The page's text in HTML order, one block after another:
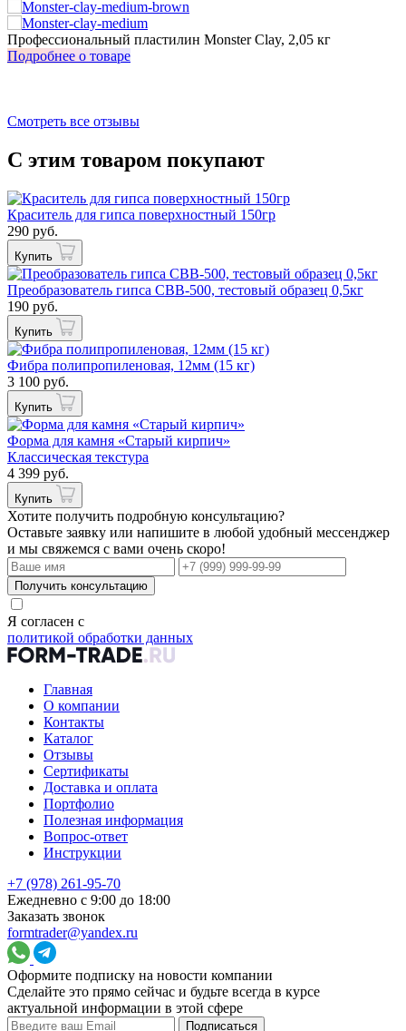
Профессиональный пластилин Monster Clay, 2,05 кг
Подробнее о товаре
Смотреть все отзывы
С этим товаром покупают
Краситель для гипса поверхностный 150гр
290 руб.
Купить
Преобразователь гипса СВВ-500, тестовый образец 0,5кг
190 руб.
Купить
Фибра полипропиленовая, 12мм (15 кг)
3 100 руб.
Купить
Форма для камня «Старый кирпич»
Классическая текстура
4 399 руб.
Купить
Хотите получить подробную консультацию?
Оставьте заявку или напишите в любой удобный мессенджер
и мы свяжемся с вами очень скоро!
Получить консультацию
Я согласен с
политикой обработки данных
Главная
О компании
Контакты
Каталог
Отзывы
Сертификаты
Доставка и оплата
Портфолио
Полезная информация
Вопрос-ответ
Инструкции
+7 (978) 261-95-70
Ежедневно с 9:00 до 18:00
Заказать звонок
formtrader@yandex.ru
Оформите подписку на новости компании
Сделайте это прямо сейчас и будьте всегда в курсе
актуальной информации в этой сфере
Подписаться